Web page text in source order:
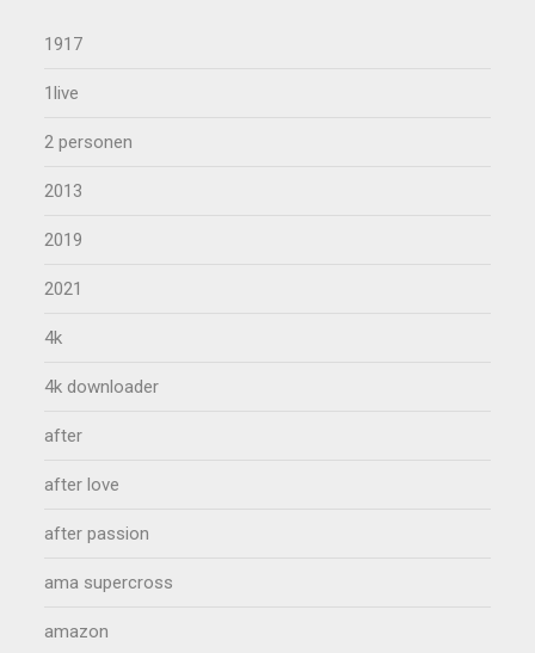
1917
1live
2 personen
2013
2019
2021
4k
4k downloader
after
after love
after passion
ama supercross
amazon